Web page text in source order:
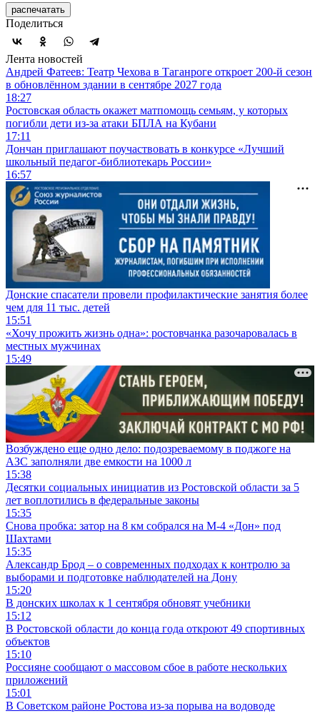
распечатать
Поделиться
Лента новостей
Андрей Фатеев: Театр Чехова в Таганроге откроет 200-й сезон
в обновлённом здании в сентябре 2027 года
18:27
Ростовская область окажет матпомощь семьям, у которых
погибли дети из-за атаки БПЛА на Кубани
17:11
Дончан приглашают поучаствовать в конкурсе «Лучший
школьный педагог-библиотекарь России»
16:57
Донские спасатели провели профилактические занятия более
чем для 11 тыс. детей
15:51
«Хочу прожить жизнь одна»: ростовчанка разочаровалась в
местных мужчинах
15:49
Возбуждено еще одно дело: подозреваемому в поджоге на
АЗС заполняли две емкости на 1000 л
15:38
Десятки социальных инициатив из Ростовской области за 5
лет воплотились в федеральные законы
15:35
Снова пробка: затор на 8 км собрался на М-4 «Дон» под
Шахтами
15:35
Александр Брод – о современных подходах к контролю за
выборами и подготовке наблюдателей на Дону
15:20
В донских школах к 1 сентября обновят учебники
15:12
В Ростовской области до конца года откроют 49 спортивных
объектов
15:10
Россияне сообщают о массовом сбое в работе нескольких
приложений
15:01
В Советском районе Ростова из-за порыва на водоводе